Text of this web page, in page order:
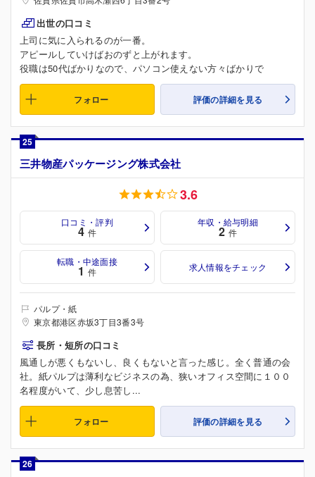
出世の口コミ
上司に気に入られるのが一番。
アピールしていけばおのずと上がれます。
役職は50代ばかりなので、パソコン使えない方々ばかりで
フォロー 評価の詳細を見る
25
三井物産パッケージング株式会社
3.6
口コミ・評判
4 件
年収・給与明細
2 件
転職・中途面接
1 件 求人情報をチェック
パルプ・紙
東京都港区赤坂3丁目3番3号
長所・短所の口コミ
風通しが悪くもないし、良くもないと言った感じ。全く普通の会
社。紙パルプは薄利なビジネスの為、狭いオフィス空間に１００
名程度がいて、少し息苦し...
フォロー 評価の詳細を見る
26